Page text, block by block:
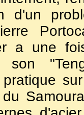
d'un
a une
son